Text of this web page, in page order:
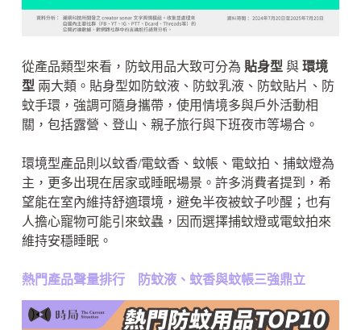
從產品類型來看，防蚊用品大致可分為 貼身型 與 環境
型 兩大類。貼身型如防蚊液、防蚊乳液、防蚊貼片、防
蚊手環，強調可隨身攜帶，使用情境多與戶外活動相
關，包括露營、登山、親子旅行與下班夜市等場合。
環境型產品則以蚊香/電蚊香、蚊帳、電蚊拍、捕蚊燈為
主，更多出現在居家或睡眠場景。許多消費者提到，希
望能在室內維持舒適環境，避免半夜被蚊子吵醒；也有
人擔心寵物可能引來蚊蟲，因而選擇捕蚊燈或電蚊拍來
維持安穩睡眠。
熱門產品聲量排行 防蚊液、蚊香與蚊帳三強鼎立